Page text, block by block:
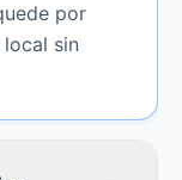
por
sin